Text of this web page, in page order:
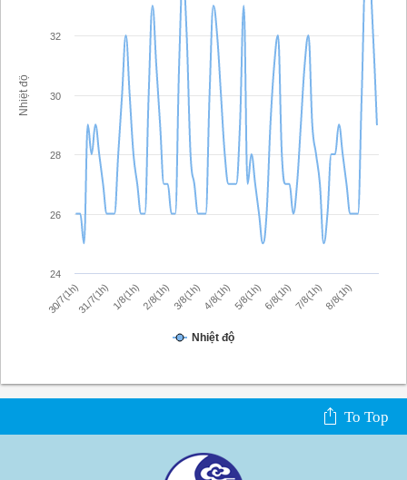
Nhiệt độ
Nhiệt độ
30/7(1h)31/7(1h)1/8(1h)2/8(1h)3/8(1h)4/8(1h)5/8(1h)6/8(1h)7/8(1h)8/8(1h)
24
26
28
30
32
To Top